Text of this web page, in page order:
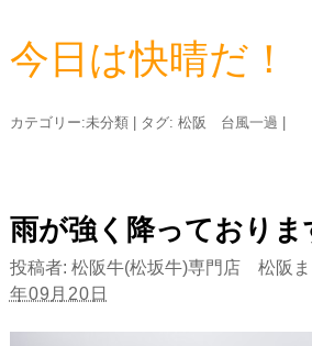
今日は快晴だ！
カテゴリー:未分類 | タグ: 松阪 台風一過 |
雨が強く降っておりま
投稿者: 松阪牛(松坂牛)専門店 松阪ま
年09月20日